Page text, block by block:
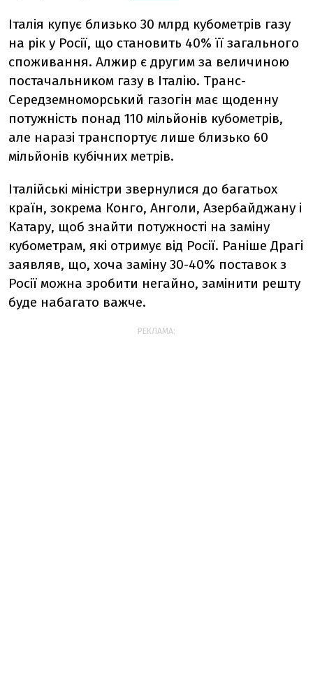
Італія купує близько 30 млрд кубометрів газу
на рік у Росії, що становить 40% її загального
споживання. Алжир є другим за величиною
постачальником газу в Італію. Транс-
Середземноморський газогін має щоденну
потужність понад 110 мільйонів кубометрів,
але наразі транспортує лише близько 60
мільйонів кубічних метрів.
Італійські міністри звернулися до багатьох
країн, зокрема Конго, Анголи, Азербайджану і
Катару, щоб знайти потужності на заміну
кубометрам, які отримує від Росії. Раніше Драгі
заявляв, що, хоча заміну 30-40% поставок з
Росії можна зробити негайно, замінити решту
буде набагато важче.
РЕКЛАМА: